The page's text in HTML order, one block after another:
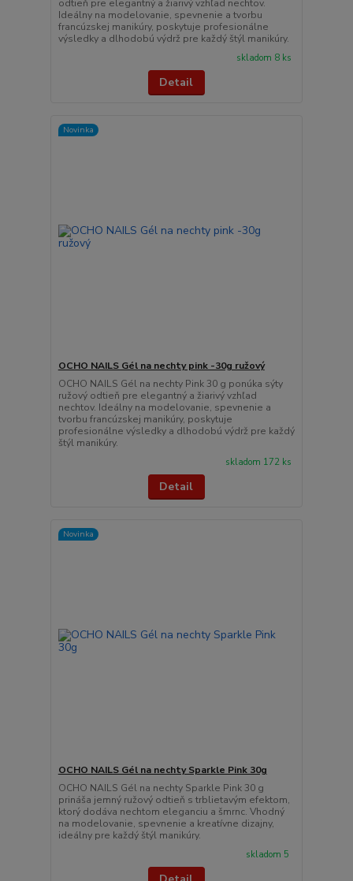
odtieň pre elegantný a žiarivý vzhľad nechtov.
Ideálny na modelovanie, spevnenie a tvorbu
francúzskej manikúry, poskytuje profesionálne
výsledky a dlhodobú výdrž pre každý štýl manikúry.
skladom 8 ks
Detail
Novinka
OCHO NAILS Gél na nechty pink -30g ružový
OCHO NAILS Gél na nechty Pink 30 g ponúka sýty
ružový odtieň pre elegantný a žiarivý vzhľad
nechtov. Ideálny na modelovanie, spevnenie a
tvorbu francúzskej manikúry, poskytuje
profesionálne výsledky a dlhodobú výdrž pre každý
štýl manikúry.
skladom 172 ks
Detail
Novinka
OCHO NAILS Gél na nechty Sparkle Pink 30g
OCHO NAILS Gél na nechty Sparkle Pink 30 g
prináša jemný ružový odtieň s trblietavým efektom,
ktorý dodáva nechtom eleganciu a šmrnc. Vhodný
na modelovanie, spevnenie a kreatívne dizajny,
ideálny pre každý štýl manikúry.
skladom 5